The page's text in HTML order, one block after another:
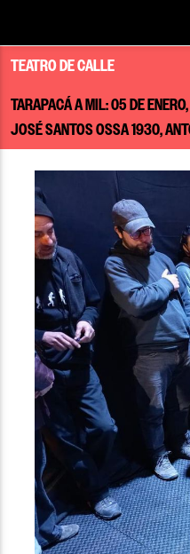
TEATRO DE CALLE
TARAPACÁ A MIL: 05 DE
JOSÉ SANTOS OSSA 1930,